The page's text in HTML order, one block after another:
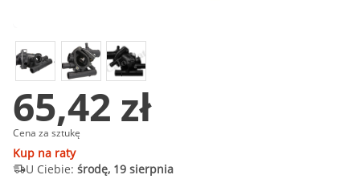
65,42 zł
Cena za sztukę
Kup na raty
U Ciebie: środę, 19 sierpnia